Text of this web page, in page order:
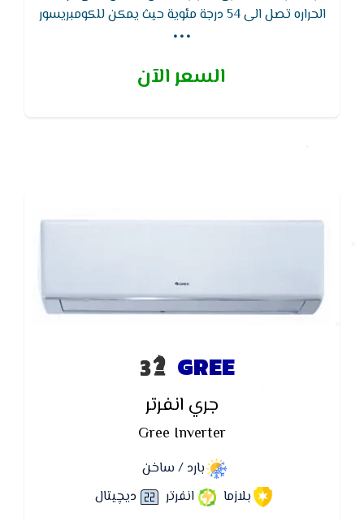
الحراره تصل الى 54 درجة مئوية حيث يمكن للكومبريسور
العمل فى اصعب الظروف البيئية ويوجد شاشه لاظهار
بمجسات استشعار تعمل على استشعار درجة حاره الغرفه
...
السعر الآن
GREE
جري انفرتر
Gree Inverter
بارد / ساخن
بلازما
انفرتر ديچيتال